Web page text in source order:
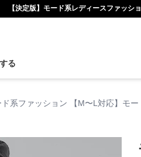
【決定版】モード系レディースファッシ
る
ド系ファッション 【M〜L対応】モ